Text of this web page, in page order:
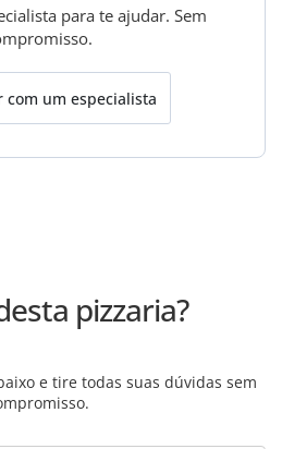
para te ajudar. Sem
com um especialista
pizzaria?
e tire todas suas dúvidas sem